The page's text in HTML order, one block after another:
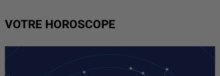
VOTRE HOROSCOPE